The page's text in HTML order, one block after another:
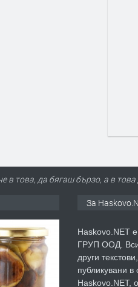
в това, да бягаш бързо, а в
За
Haskovo.NET
ГРУП ООД.
други
публикувани в
Haskovo.NET,